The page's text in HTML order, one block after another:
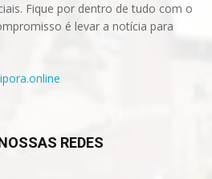
Fique por dentro de tudo com o
é levar a notícia para
REDES